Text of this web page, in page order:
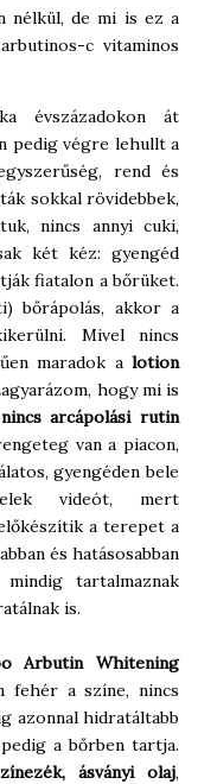
nélkül, de mi is ez a
c vitaminos
évszázadokon át
pedig végre lehullt a
rend és
sokkal rövidebbek,
nincs annyi cuki,
két kéz: gyengéd
fiatalon a bőrüket.
bőrápolás, akkor a
Mivel nincs
maradok a lotion
hogy mi is
nincs arcápolási rutin
van a piacon,
gyengéden bele
videót, mert
a terepet a
és hatásosabban
tartalmaznak
is.
Arbutin Whitening
a színe, nincs
azonnal hidratáltabb
a bőrben tartja.
ásványi olaj,